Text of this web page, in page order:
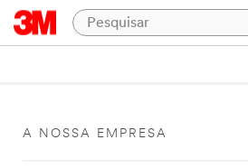
A NOSSA EMPRESA